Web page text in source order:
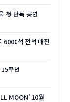
첫 단독 공연
6000석 전석 매진
주년
MOON' 10월